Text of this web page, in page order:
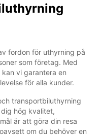
fordon för uthyrning på
som företag. Med
vi garantera en
för alla kunder.
transportbiluthyrning
dig hög kvalitet,
är att göra din resa
om du behöver en